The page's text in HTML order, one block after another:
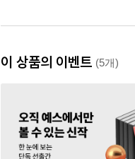
이 상품의 이벤트 (5개)